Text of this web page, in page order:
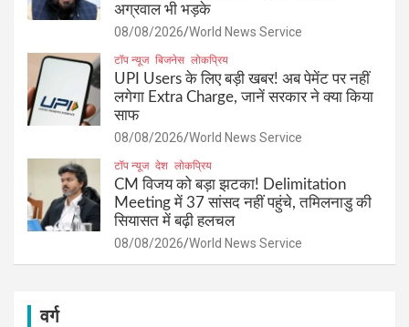
अग्रवाल भी भड़के
08/08/2026 World News Service
टॉप न्यूज बिजनेस लोकप्रिय
UPI Users के लिए बड़ी खबर! अब पेमेंट पर नहीं
लगेगा Extra Charge, जानें सरकार ने क्या किया
साफ
08/08/2026 World News Service
टॉप न्यूज देश लोकप्रिय
CM विजय को बड़ा झटका! Delimitation
Meeting में 37 सांसद नहीं पहुंचे, तमिलनाडु की
सियासत में बढ़ी हलचल
08/08/2026 World News Service
वर्ग